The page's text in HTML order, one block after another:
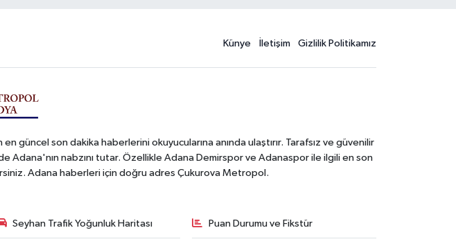
Künye İletişim Gizlilik Politikamız
son dakika haberlerini okuyucularına anında ulaştırır. Tarafsız ve güvenilir
Adana'nın nabzını tutar. Özellikle Adana Demirspor ve Adanaspor ile ilgili en son
Adana haberleri için doğru adres Çukurova Metropol.
Seyhan Trafik Yoğunluk Haritası Puan Durumu ve Fikstür